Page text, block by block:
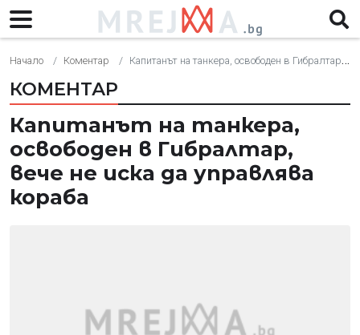
Начало Коментар Капитанът на танкера, освободен в Гибралтар, вече не иска да управлява кораба
КОМЕНТАР
Капитанът на танкера,
освободен в Гибралтар,
вече не иска да управлява
кораба